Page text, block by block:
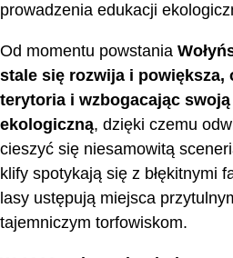
prowadzenia edukacji
Od momentu powstania
stale się rozwija i powiększa,
terytoria i wzbogacając
ekologiczną, dzięki czemu
cieszyć się niesamowitą
klify spotykają się z błękitnymi
lasy ustępują miejsca
tajemniczym torfowiskom.